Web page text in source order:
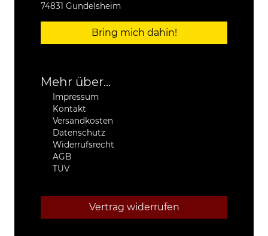
74831 Gundelsheim
Bring mich dahin!
Mehr über...
Impressum
Kontakt
Versandkosten
Datenschutz
Widerrufsrecht
AGB
TÜV
Vertrag widerrufen